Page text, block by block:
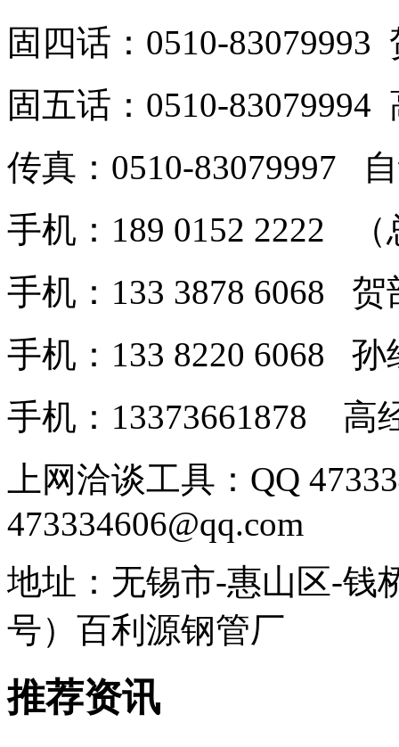
固四话：0510-83079993
固五话：0510-83079994
传真：0510-83079997
手机：189 0152 2222 （
手机：133 3878 6068 贺
手机：133 8220 6068
手机：13373661878 高
上网洽谈工具：QQ
473334606@qq.com
地址：无锡市-惠山区-钱
号）百利源钢管厂
推荐资讯